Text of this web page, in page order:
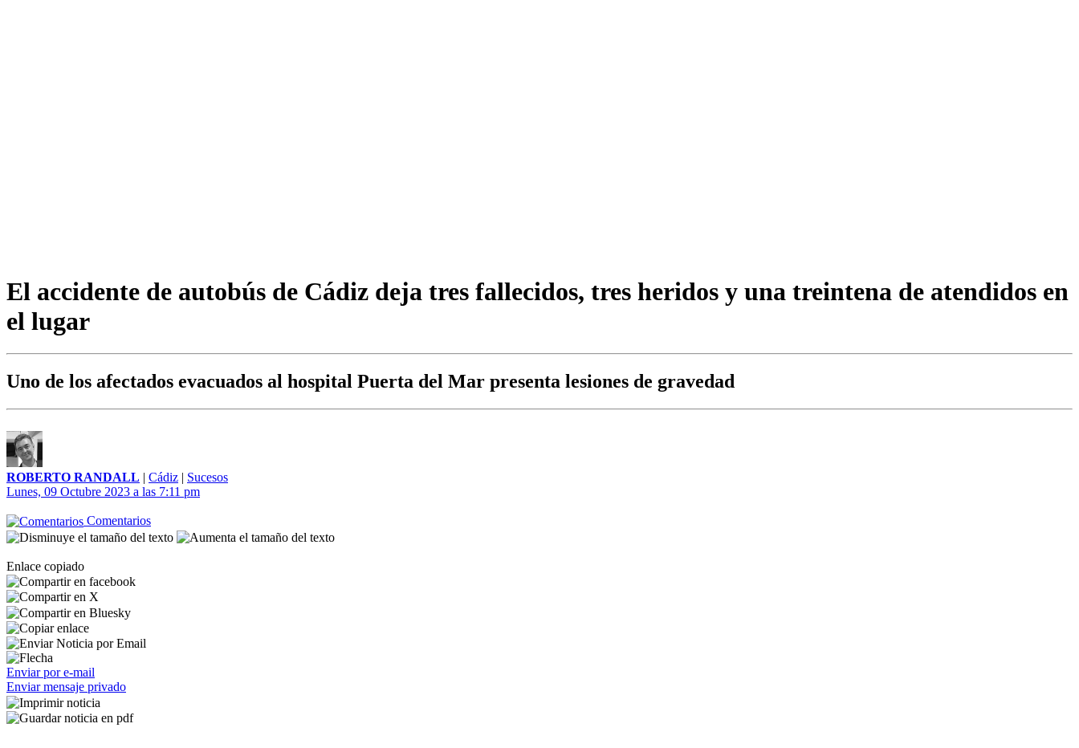
El accidente de autobús de Cádiz deja tres fallecidos, tres heridos y una treintena de atendidos en
el lugar
Uno de los afectados evacuados al hospital Puerta del Mar presenta lesiones de gravedad
ROBERTO RANDALL | Cádiz | Sucesos
Lunes, 09 Octubre 2023 a las 7:11 pm
Comentarios
Enlace copiado
Enviar por e-mail
Enviar mensaje privado